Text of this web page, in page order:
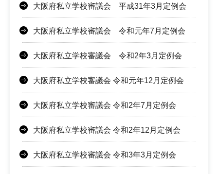
大阪府私立学校審議会 平成31年3月定例会
大阪府私立学校審議会 令和元年7月定例会
大阪府私立学校審議会 令和2年3月定例会
大阪府私立学校審議会 令和元年12月定例会
大阪府私立学校審議会 令和2年7月定例会
大阪府私立学校審議会 令和2年12月定例会
大阪府私立学校審議会 令和3年3月定例会